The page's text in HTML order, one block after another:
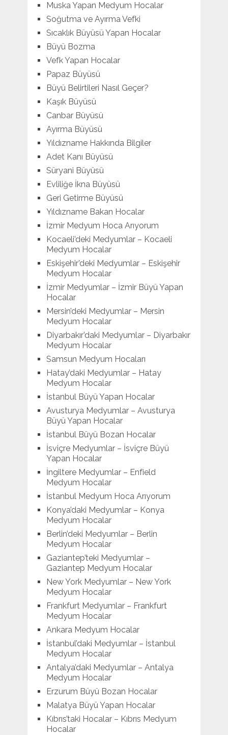
Muska Yapan Medyum Hocalar
Soğutma ve Ayırma Vefki
Sıcaklık Büyüsü Yapan Hocalar
Büyü Bozma
Vefk Yapan Hocalar
Papaz Büyüsü
Büyü Belirtileri Nasıl Geçer?
Kaşık Büyüsü
Canbar Büyüsü
Ayırma Büyüsü
Yıldızname Hakkında Bilgiler
Adet Kanı Büyüsü
Süryani Büyüsü
Evliliğe İkna Büyüsü
Geri Getirme Büyüsü
Yıldızname Bakan Hocalar
İzmir Medyum Hoca Arıyorum
Kocaeli’deki Medyumlar – Kocaeli
Medyum Hocalar
Eskişehir’deki Medyumlar – Eskişehir
Medyum Hocalar
İzmir Medyumlar – İzmir Büyü Yapan
Hocalar
Mersin’deki Medyumlar – Mersin
Medyum Hocalar
Diyarbakır’daki Medyumlar – Diyarbakır
Medyum Hocalar
Samsun Medyum Hocaları
Hatay’daki Medyumlar – Hatay
Medyum Hocalar
İstanbul Büyü Yapan Hocalar
Avusturya Medyumlar – Avusturya
Büyü Yapan Hocalar
İstanbul Büyü Bozan Hocalar
İsviçre Medyumlar – İsviçre Büyü
Yapan Hocalar
İngiltere Medyumlar – Enfield
Medyum Hocalar
İstanbul Medyum Hoca Arıyorum
Konya’daki Medyumlar – Konya
Medyum Hocalar
Berlin’deki Medyumlar – Berlin
Medyum Hocalar
Gaziantep’teki Medyumlar –
Gaziantep Medyum Hocalar
New York Medyumlar – New York
Medyum Hocalar
Frankfurt Medyumlar – Frankfurt
Medyum Hocalar
Ankara Medyum Hocalar
İstanbul’daki Medyumlar – İstanbul
Medyum Hocalar
Antalya’daki Medyumlar – Antalya
Medyum Hocalar
Erzurum Büyü Bozan Hocalar
Malatya Büyü Yapan Hocalar
Kıbrıs’taki Hocalar – Kıbrıs Medyum
Hocalar